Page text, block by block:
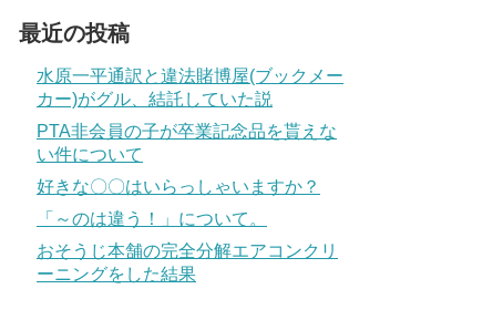
最近の投稿
水原一平通訳と違法賭博屋(ブックメー
カー)がグル、結託していた説
PTA非会員の子が卒業記念品を貰えな
い件について
好きな〇〇はいらっしゃいますか？
「～のは違う！」について。
おそうじ本舗の完全分解エアコンクリ
ーニングをした結果